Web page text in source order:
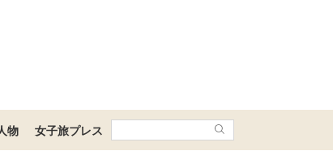
物 女子旅プレス